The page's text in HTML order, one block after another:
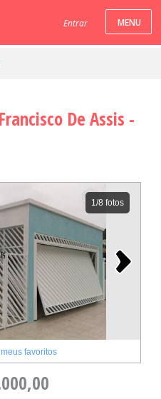
Entrar
De Assis -
1/8 fotos
favoritos